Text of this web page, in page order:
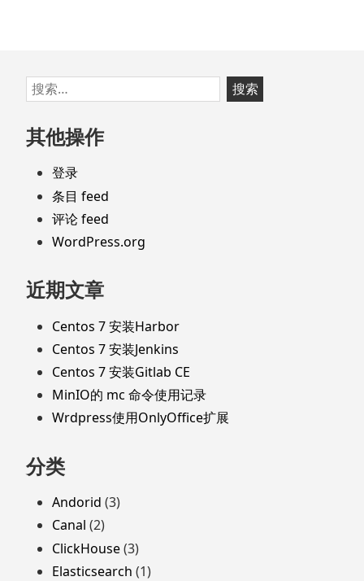
跳
至
页
脚
搜
索：
其他操作
登录
条目 feed
评论 feed
WordPress.org
近期文章
Centos 7 安装Harbor
Centos 7 安装Jenkins
Centos 7 安装Gitlab CE
MinIO的 mc 命令使用记录
Wrdpress使用OnlyOffice扩展
分类
Andorid (3)
Canal (2)
ClickHouse(3)
Elasticsearch (1)